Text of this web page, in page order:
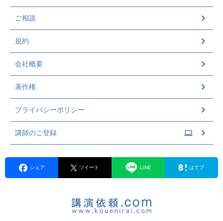
ご相談
規約
会社概要
著作権
プライバシーポリシー
講師のご登録
シェア ツイート LINE はてブ